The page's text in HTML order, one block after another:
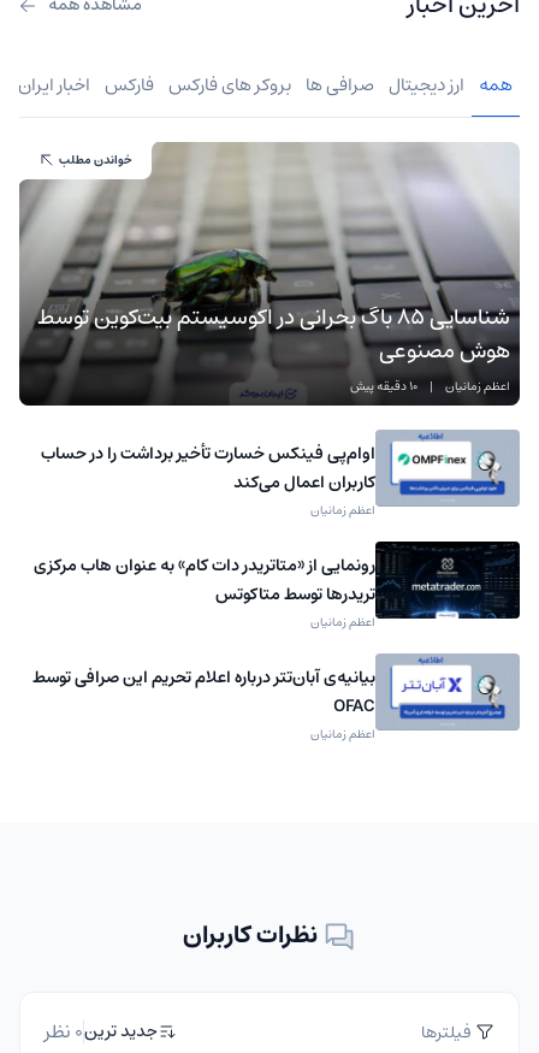
همه ارز دیجیتال صرافی ها بروکر های فارکس فارکس اخبار ایران
شناسایی ۸۵ باگ بحرانی در اکوسیستم بیت‌کوین توسط
هوش مصنوعی
اعظم زمانیان | 10 دقیقه پیش
خواندن مطلب
اوام‌پی فینکس خسارت تأخیر برداشت را در حساب
کاربران اعمال می‌کند
اعظم زمانیان
رونمایی از «متاتریدر دات کام» به عنوان هاب مرکزی
تریدرها توسط متاکوتس
اعظم زمانیان
بیانیه‌ی آبان‌تتر درباره اعلام تحریم این صرافی توسط
OFAC
اعظم زمانیان
نظرات کاربران
فیلترها جدید ترین0 نظر